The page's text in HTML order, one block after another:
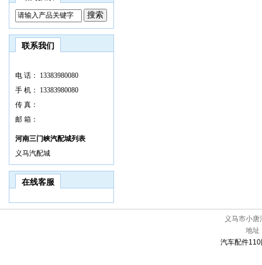
联系我们
电 话：
13383980080
手 机：
13383980080
传 真：
邮 箱：
河南三门峡汽配城列表
义马汽配城
在线客服
义马市小唐
地址
汽车配件